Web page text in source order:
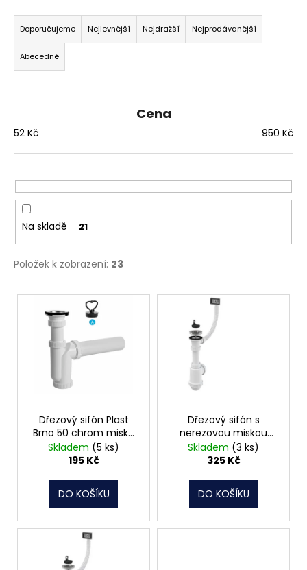
Ř
a
z
e
n
r
o
u
k
ů
Doporučujeme Nejlevnější Nejdražší Nejprodávanější
Abecedně
Cena
52 Kč 950 Kč
Na skladě 21
Položek k zobrazení: 23
V
Dřezový sifón Plast
Brno 50 chrom miska
ED00450
Skladem (5 ks)
195 Kč
DO KOŠÍKU
Dřezový sifón s
nerezovou miskou
DN70 a flexi přepadem
Skladem (3 ks)
325 Kč
DO KOŠÍKU
u
č
u
e
NÝT
DUTÝ
3,5X10
NIKL
Kč